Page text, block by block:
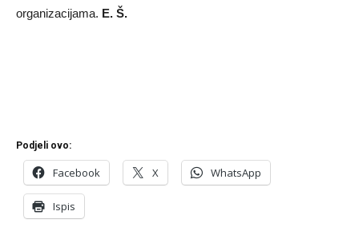
organizacijama. E. Š.
Podjeli ovo:
Facebook X WhatsApp
Ispis